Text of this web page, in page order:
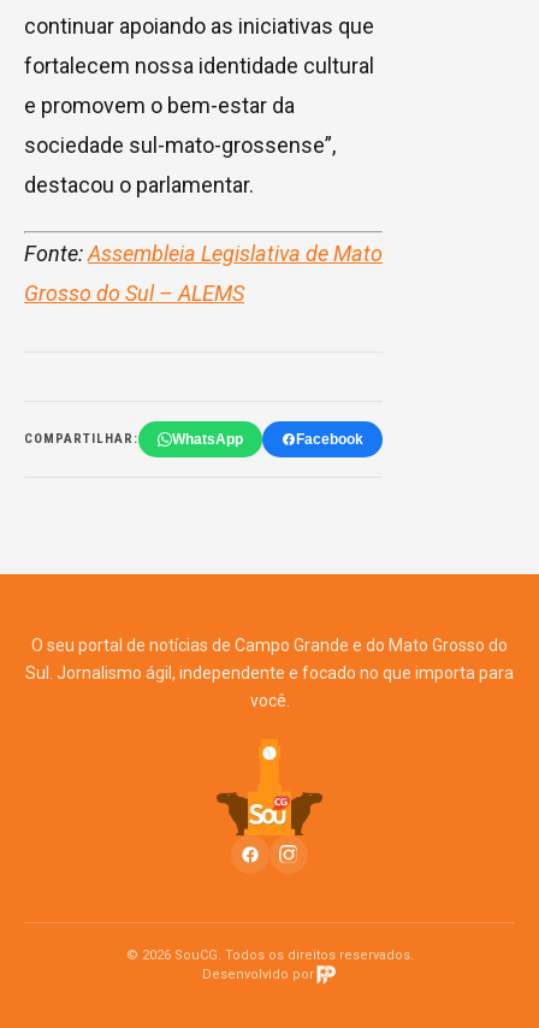
continuar apoiando as iniciativas que
fortalecem nossa identidade cultural
e promovem o bem-estar da
sociedade sul-mato-grossense”,
destacou o parlamentar.
Fonte:Assembleia Legislativa de Mato
Grosso do Sul – ALEMS
COMPARTILHAR: WhatsApp Facebook
O seu portal de notícias de Campo Grande e do Mato Grosso do
Sul. Jornalismo ágil, independente e focado no que importa para
você.
© 2026 SouCG. Todos os direitos reservados.
Desenvolvido por